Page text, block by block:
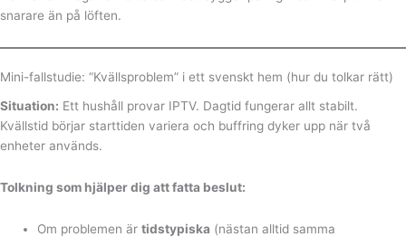
snarare än på löften.
Mini-fallstudie: “Kvällsproblem” i ett svenskt hem (hur du tolkar rätt)
Situation: Ett hushåll provar IPTV. Dagtid fungerar allt stabilt.
Kvällstid börjar starttiden variera och buffring dyker upp när två
enheter används.
Tolkning som hjälper dig att fatta beslut:
Om problemen ärtidstypiska (nästan alltid samma